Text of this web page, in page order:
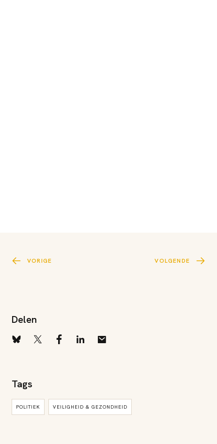
VORIGE VOLGENDE
Delen
Tags
POLITIEK VEILIGHEID & GEZONDHEID